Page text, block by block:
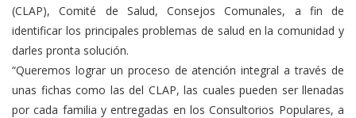
(CLAP), Comité de Salud, Consejos Comunales, a fin de
identificar los principales problemas de salud en la comunidad y
darles pronta solución.
“Queremos lograr un proceso de atención integral a través de
unas fichas como las del CLAP, las cuales pueden ser llenadas
por cada familia y entregadas en los Consultorios Populares, a